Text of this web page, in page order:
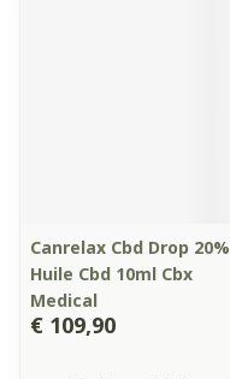
Canrelax Cbd Drop 20%
Huile Cbd 10ml Cbx
Medical
€ 109,90